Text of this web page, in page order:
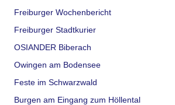
Freiburger Wochenbericht
Freiburger Stadtkurier
OSIANDER Biberach
Owingen am Bodensee
Feste im Schwarzwald
Burgen am Eingang zum Höllental